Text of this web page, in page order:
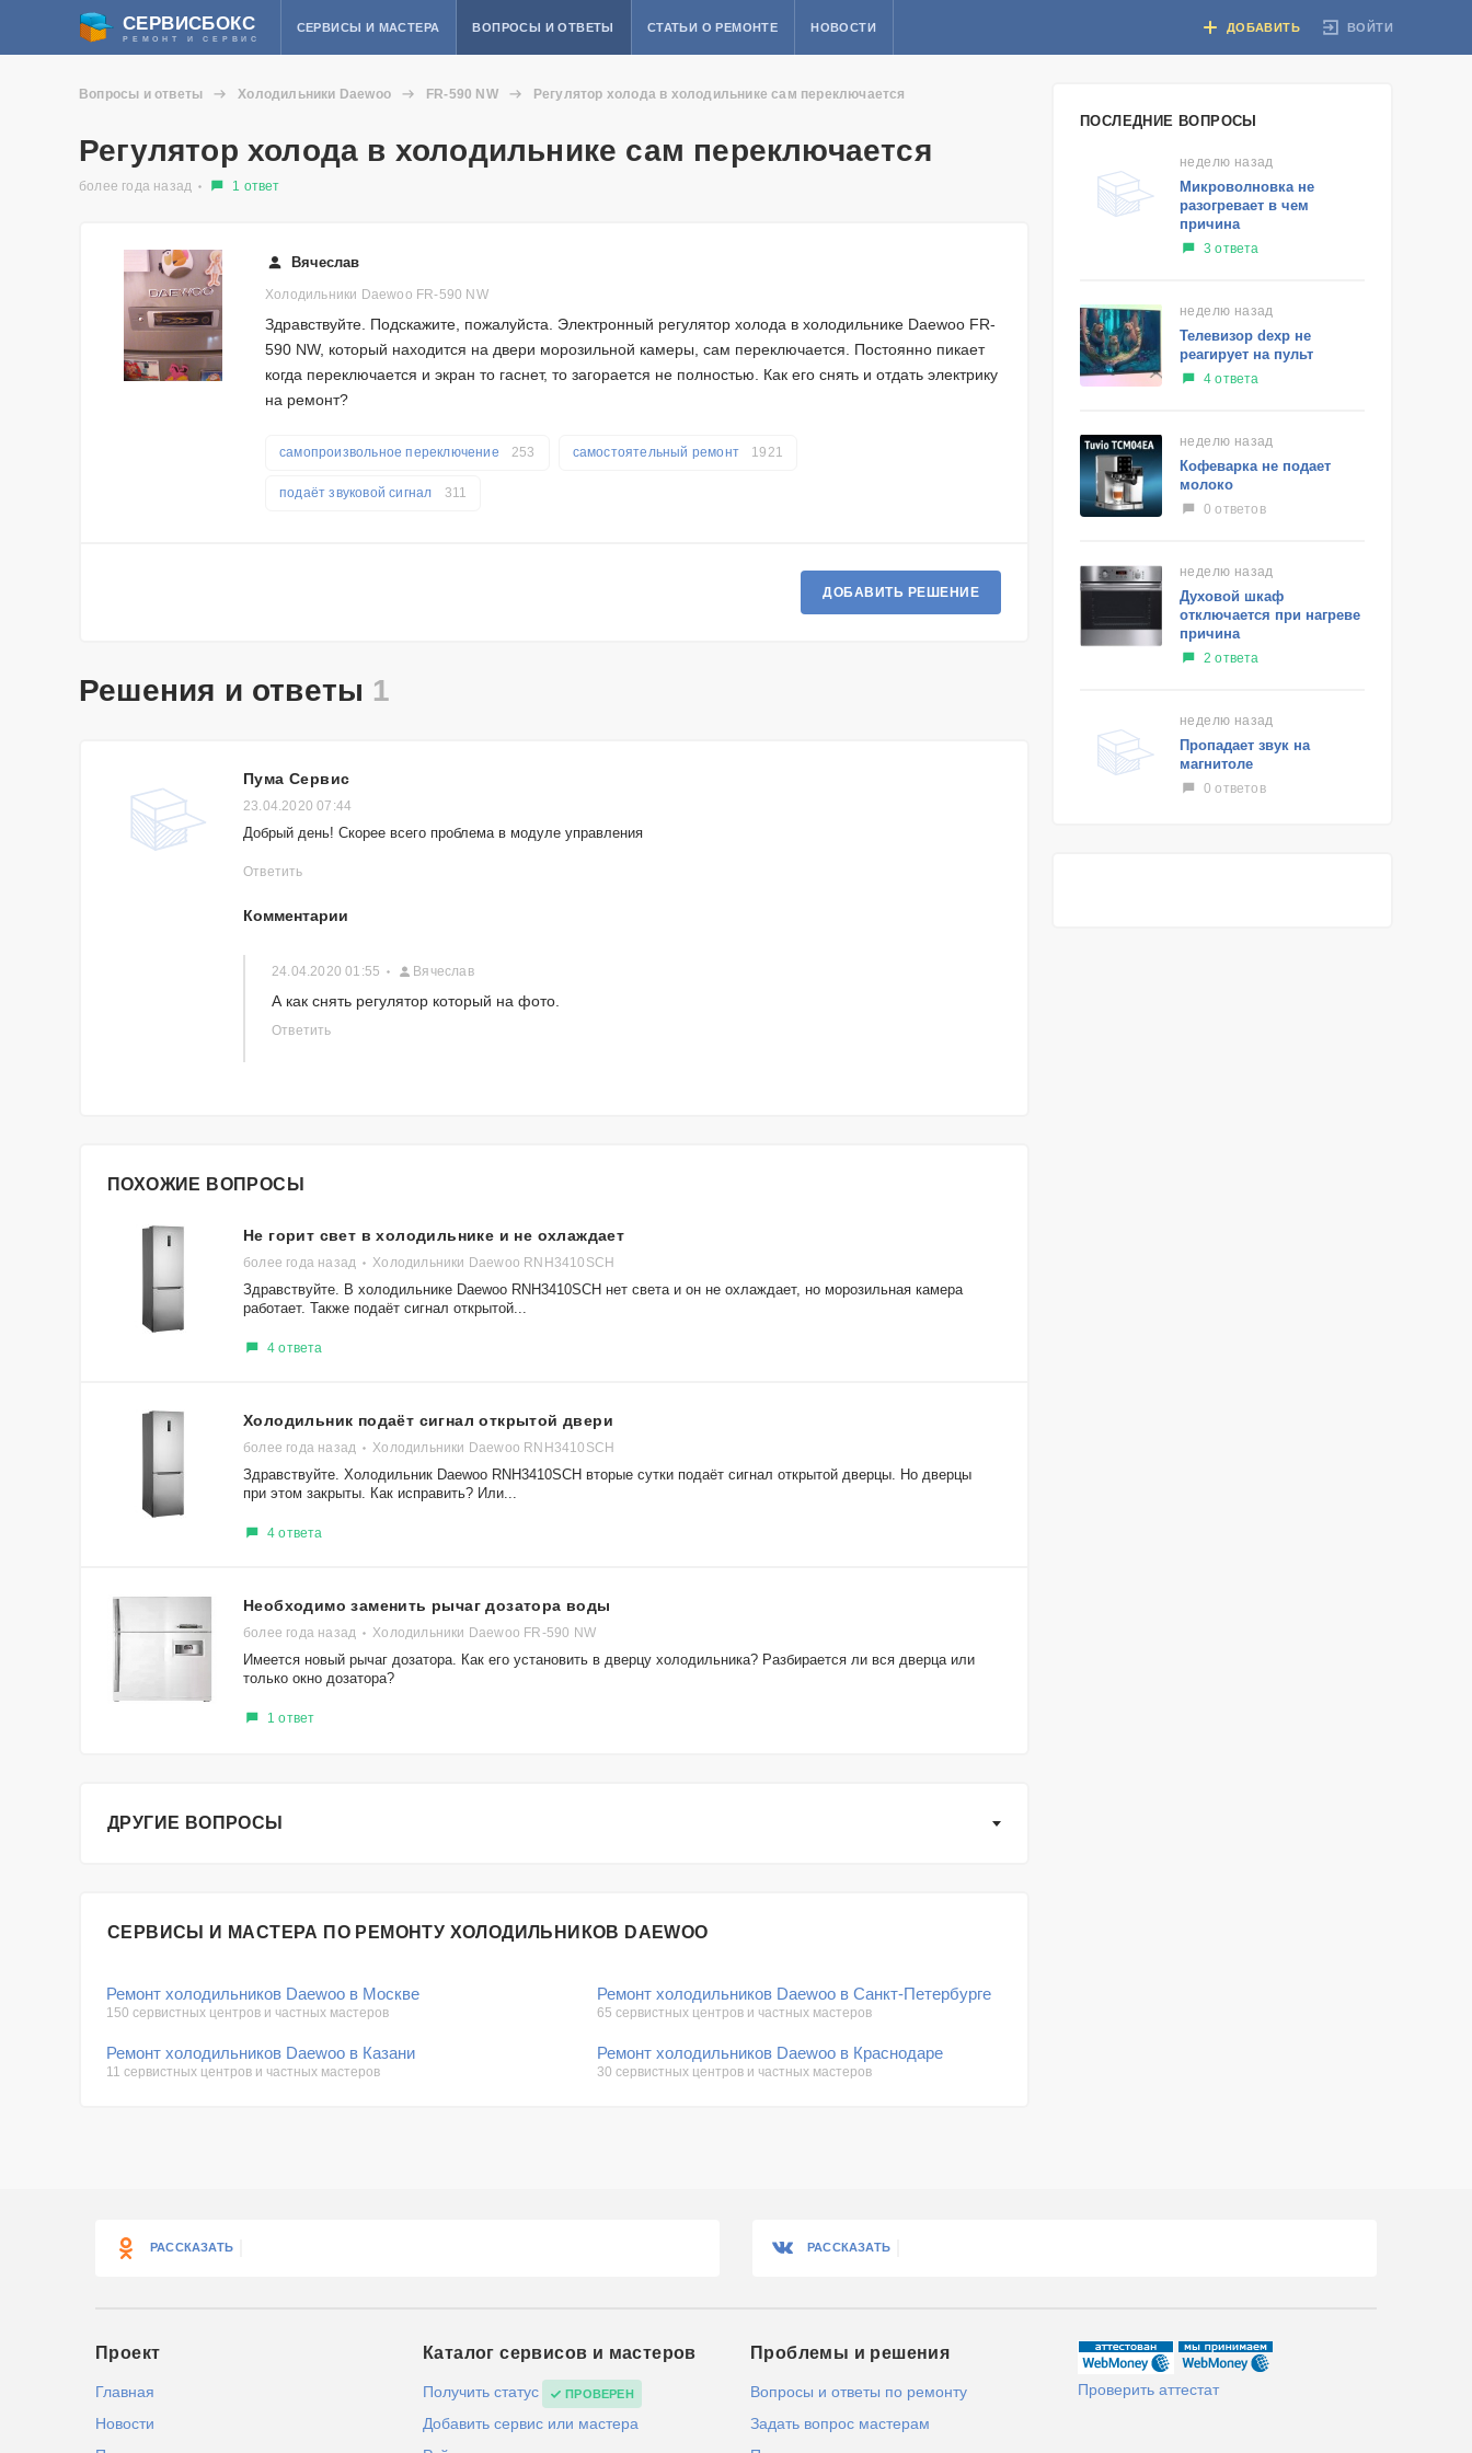
СЕРВИСБОКС
РЕМОНТ И СЕРВИС
ВОЙТИ
СЕРВИСЫ И МАСТЕРА ВОПРОСЫ И ОТВЕТЫ СТАТЬИ О РЕМОНТЕ НОВОСТИ ДОБАВИТЬ
Вопросы и ответы Холодильники Daewoo FR-590 NW Регулятор холода в холодильнике сам переключается
Регулятор холода в холодильнике сам переключается
более года назад 1 ответ
ПОСЛЕДНИЕ ВОПРОСЫ
неделю назад
Микроволновка не
разогревает в чем
причина
3 ответа
неделю назад
Телевизор dexp не
реагирует на пульт
4 ответа
неделю назад
Кофеварка не подает
молоко
0 ответов
неделю назад
Духовой шкаф
отключается при нагреве
причина
2 ответа
неделю назад
Пропадает звук на
магнитоле
0 ответов
Вячеслав
Холодильники Daewoo FR-590 NW
Здравствуйте. Подскажите, пожалуйста. Электронный регулятор холода в холодильнике Daewoo FR-
590 NW, который находится на двери морозильной камеры, сам переключается. Постоянно пикает
когда переключается и экран то гаснет, то загорается не полностью. Как его снять и отдать электрику
на ремонт?
самостоятельный ремонт 1921
самопроизвольное переключение 253
подаёт звуковой сигнал 311
ДОБАВИТЬ РЕШЕНИЕ
Решения и ответы 1
Пума Сервис
23.04.2020 07:44
Добрый день! Скорее всего проблема в модуле управления
Ответить
Комментарии
24.04.2020 01:55 Вячеслав
А как снять регулятор который на фото.
Ответить
ПОХОЖИЕ ВОПРОСЫ
Не горит свет в холодильнике и не охлаждает
более года назад Холодильники Daewoo RNH3410SCH
Здравствуйте. В холодильнике Daewoo RNH3410SCH нет света и он не охлаждает, но морозильная камера
работает. Также подаëт сигнал открытой...
4 ответа
Холодильник подаëт сигнал открытой двери
более года назад Холодильники Daewoo RNH3410SCH
Здравствуйте. Холодильник Daewoo RNH3410SCH вторые сутки подаëт сигнал открытой дверцы. Но дверцы
при этом закрыты. Как исправить? Или...
4 ответа
Необходимо заменить рычаг дозатора воды
более года назад Холодильники Daewoo FR-590 NW
Имеется новый рычаг дозатора. Как его установить в дверцу холодильника? Разбирается ли вся дверца или
только окно дозатора?
1 ответ
ДРУГИЕ ВОПРОСЫ
СЕРВИСЫ И МАСТЕРА ПО РЕМОНТУ ХОЛОДИЛЬНИКОВ DAEWOO
Ремонт холодильников Daewoo в Москве
150 сервистных центров и частных мастеров
Ремонт холодильников Daewoo в Санкт-Петербурге
65 сервистных центров и частных мастеров
Ремонт холодильников Daewoo в Казани
11 сервистных центров и частных мастеров
Ремонт холодильников Daewoo в Краснодаре
30 сервистных центров и частных мастеров
РАССКАЗАТЬ РАССКАЗАТЬ
Проект
Главная
Новости
Каталог сервисов и мастеров
Получить статус ПРОВЕРЕН
Добавить сервис или мастера
Проблемы и решения
Вопросы и ответы по ремонту
Задать вопрос мастерам
Проверить аттестат